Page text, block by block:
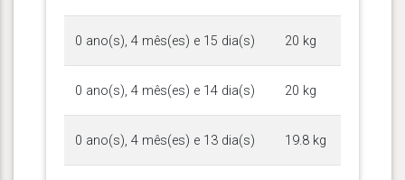
0 ano(s), 4 mês(es) e 15 dia(s) 20 kg
0 ano(s), 4 mês(es) e 14 dia(s) 20 kg
0 ano(s), 4 mês(es) e 13 dia(s) 19.8 kg